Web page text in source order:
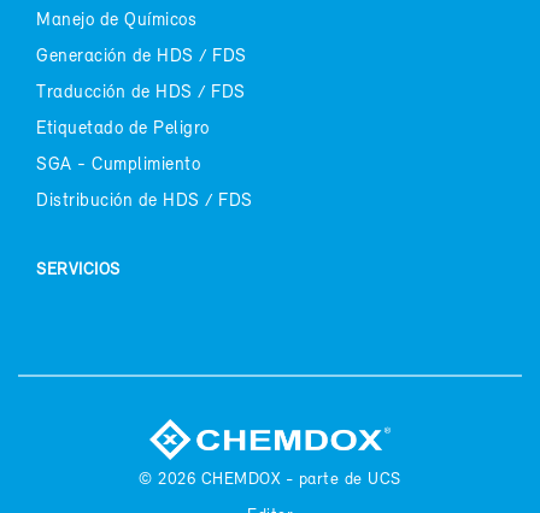
Ma­ne­jo de Quí­mi­cos
Ge­ne­ra­ción de HDS / FDS
Tra­duc­ción de HDS / FDS
Eti­que­ta­do de Pe­li­gro
SGA - Cum­pli­mien­to
Dis­tri­bu­ción de HDS / FDS
SER­VI­CIOS
© 2026 CHEM­DOX - par­te de UCS